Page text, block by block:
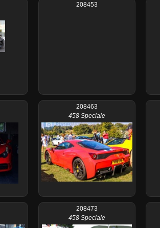
208453
208463
458 Speciale
208473
458 Speciale